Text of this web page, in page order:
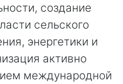
создание
сельского
энергетики и
активно
международной